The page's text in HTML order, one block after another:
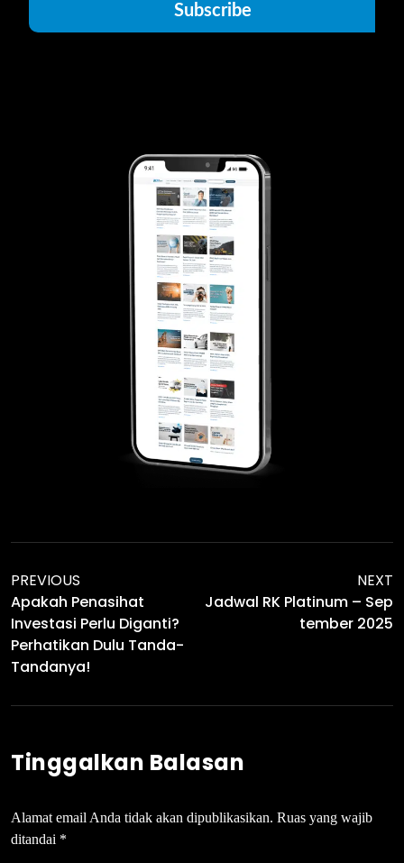
Subscribe
PREVIOUS
Apakah Penasihat
Investasi Perlu Diganti?
Perhatikan Dulu Tanda-
Tandanya!
NEXT
Jadwal RK Platinum – Sep
Tember 2025
Tinggalkan Balasan
Alamat email Anda tidak akan dipublikasikan. Ruas yang wajib
ditandai *